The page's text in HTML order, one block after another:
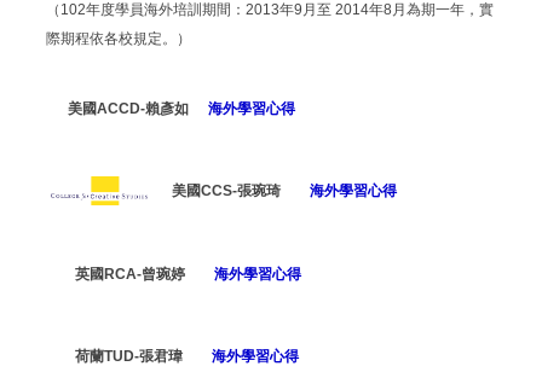
（102年度學員海外培訓期間：2013年9月至 2014年8月為期一年，實
際期程依各校規定。）
美國ACCD-賴彥如 海外學習心得
美國CCS-張琬琦 海外學習心得
英國RCA-曾琬婷 海外學習心得
荷蘭TUD-張君瑋 海外學習心得